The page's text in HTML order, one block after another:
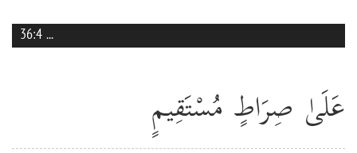
36:4 ...
عَلَىٰ صِرَاطٍ مُسْتَقِيمٍ